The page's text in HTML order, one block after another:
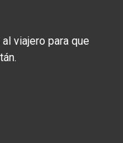
al viajero para que